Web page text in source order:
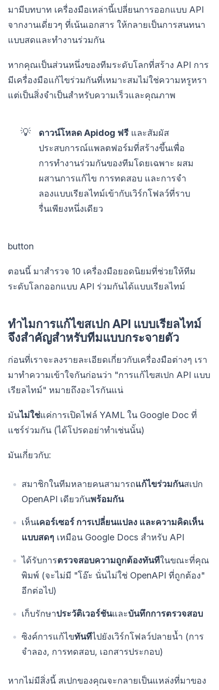
มามีบทบาท เครื่องมือเหล่านี้เปลี่ยนการออกแบบ API
จากงานเดี่ยวๆ ที่เน้นเอกสาร ให้กลายเป็นการสนทนา
แบบสดและทำงานร่วมกัน
หากคุณเป็นส่วนหนึ่งของทีมระดับโลกที่สร้าง API การ
มีเครื่องมือแก้ไขร่วมกันที่เหมาะสมไม่ใช่ความหรูหรา
แต่เป็นสิ่งจำเป็นสำหรับความเร็วและคุณภาพ
💡 ดาวน์โหลด Apidog ฟรี และสัมผัส
ประสบการณ์แพลตฟอร์มที่สร้างขึ้นเพื่อ
การทำงานร่วมกันของทีมโดยเฉพาะ ผสม
ผสานการแก้ไข การทดสอบ และการจำ
ลองแบบเรียลไทม์เข้ากับเวิร์กโฟลว์ที่ราบ
รื่นเพียงหนึ่งเดียว
button
ตอนนี้ มาสำรวจ 10 เครื่องมือยอดนิยมที่ช่วยให้ทีม
ระดับโลกออกแบบ API ร่วมกันได้แบบเรียลไทม์
ทำไมการแก้ไขสเปก API แบบเรียลไทม์
จึงสำคัญสำหรับทีมแบบกระจายตัว
ก่อนที่เราจะลงรายละเอียดเกี่ยวกับเครื่องมือต่างๆ เรา
มาทำความเข้าใจกันก่อนว่า "การแก้ไขสเปก API แบบ
เรียลไทม์" หมายถึงอะไรกันแน่
มันไม่ใช่แค่การเปิดไฟล์ YAML ใน Google Doc ที่
แชร์ร่วมกัน (ได้โปรดอย่าทำเช่นนั้น)
มันเกี่ยวกับ:
สมาชิกในทีมหลายคนสามารถแก้ไขร่วมกันสเปก
OpenAPI เดียวกันพร้อมกัน
เห็นเคอร์เซอร์ การเปลี่ยนแปลง และความคิดเห็น
แบบสดๆ เหมือน Google Docs สำหรับ API
ได้รับการตรวจสอบความถูกต้องทันทีในขณะที่คุณ
พิมพ์ (จะไม่มี "โอ๊ะ นั่นไม่ใช่ OpenAPI ที่ถูกต้อง"
อีกต่อไป)
เก็บรักษาประวัติเวอร์ชันและบันทึกการตรวจสอบ
ซิงค์การแก้ไขทันทีไปยังเวิร์กโฟลว์ปลายน้ำ (การ
จำลอง, การทดสอบ, เอกสารประกอบ)
หากไม่มีสิ่งนี้ สเปกของคุณจะกลายเป็นแหล่งที่มาของ